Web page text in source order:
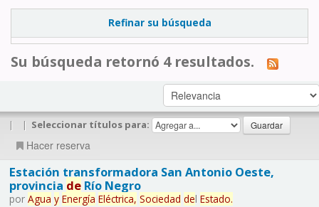
Refinar su búsqueda
Su búsqueda retornó 4 resultados.
| | Seleccionar títulos para:
Hacer reserva
Estación transformadora San Antonio Oeste,
provincia deRío Negro
por Agua y Energía Eléctrica, Sociedad del Estado.